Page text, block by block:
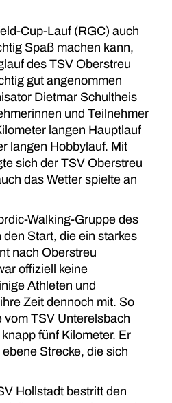
Cup-Lauf (RGC) auch
Spaß machen kann,
des TSV Oberstreu
gut angenommen
Dietmar Schultheis
und Teilnehmer
langen Hauptlauf
langen Hobbylauf. Mit
sich der TSV Oberstreu
das Wetter spielte an
Walking-Gruppe des
Start, die ein starkes
nach Oberstreu
offiziell keine
Athleten und
Zeit dennoch mit. So
vom TSV Unterelsbach
fünf Kilometer. Er
Strecke, die sich
Hollstadt bestritt den